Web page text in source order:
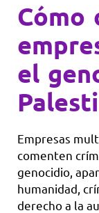
Cómo
el
Empresas
comenten
genocidio,
humanidad,
derecho a la